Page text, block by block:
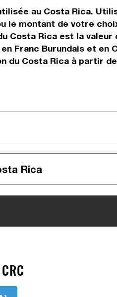
au Costa Rica.
le montant de votre
Costa Rica est la
Franc Burundais et en
du Costa Rica à partir de